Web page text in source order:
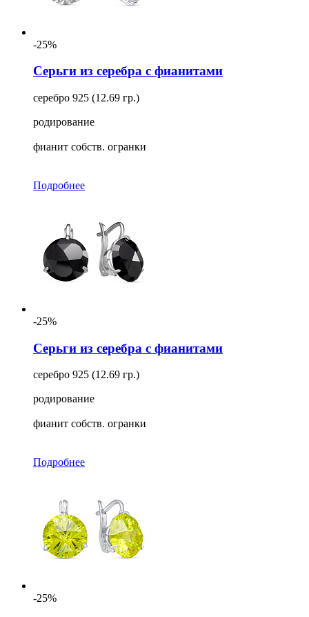
-25%
Серьги из серебра с фианитами
серебро 925 (12.69 гр.)
родирование
фианит собств. огранки
Подробнее
-25%
Серьги из серебра с фианитами
серебро 925 (12.69 гр.)
родирование
фианит собств. огранки
Подробнее
-25%